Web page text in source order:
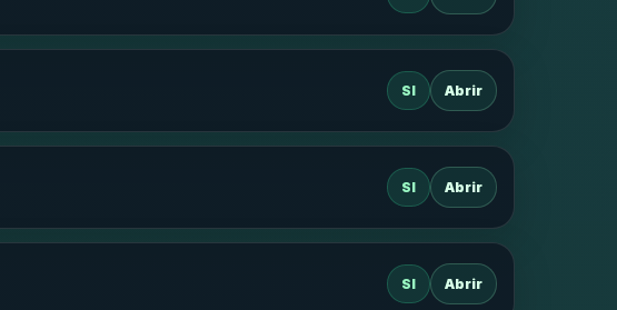
SI Abrir
SI Abrir
SI Abrir